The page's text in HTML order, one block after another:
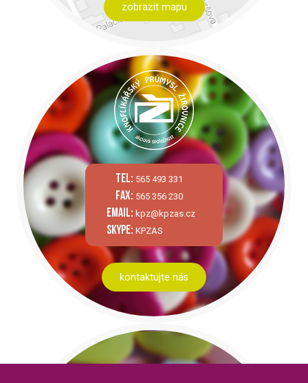
zobrazit mapu
tel: 565 493 331
fax: 565 356 230
email: kpz@kpzas.cz
skype: KPZAS
kontaktujte nás